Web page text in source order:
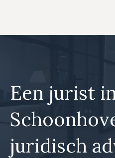
de
Een jurist
juridisch